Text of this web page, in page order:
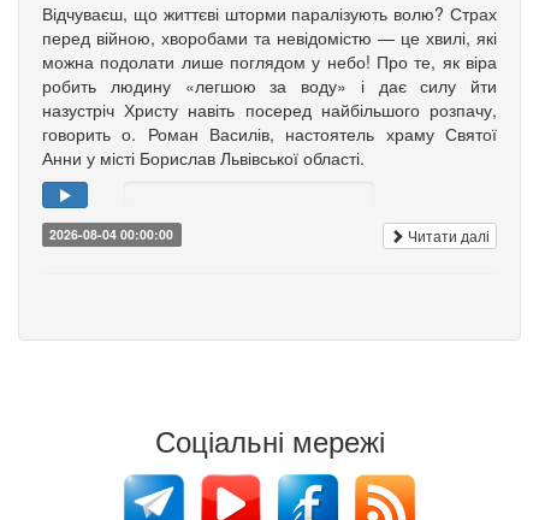
Відчуваєш, що життєві шторми паралізують волю? Страх
перед війною, хворобами та невідомістю — це хвилі, які
можна подолати лише поглядом у небо! Про те, як віра
робить людину «легшою за воду» і дає силу йти
назустріч Христу навіть посеред найбільшого розпачу,
говорить о. Роман Василів, настоятель храму Святої
Анни у місті Борислав Львівської області.
2026-08-04 00:00:00 Читати далі
Соціальні мережі